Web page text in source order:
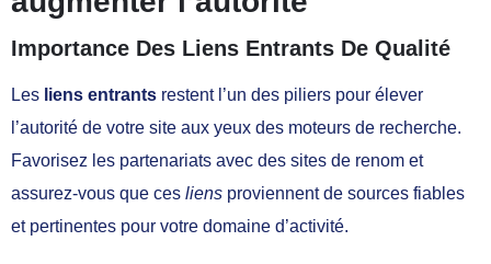
Importance Des Liens Entrants De Qualité
Les liens entrants restent l’un des piliers pour élever
l’autorité de votre site aux yeux des moteurs de recherche.
Favorisez les partenariats avec des sites de renom et
assurez-vous que ces liens proviennent de sources fiables
et pertinentes pour votre domaine d’activité.